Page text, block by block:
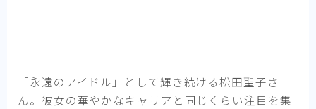
「永遠のアイドル」として輝き続ける松田聖子さ
ん。彼女の華やかなキャリアと同じくらい注目を集